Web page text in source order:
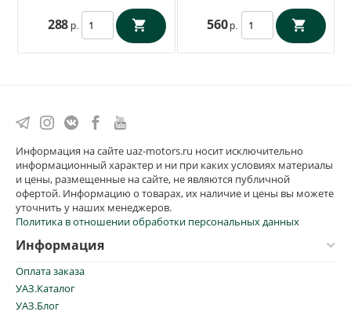
288 р. 560 р.
Информация на сайте uaz-motors.ru носит исключительно
информационный характер и ни при каких условиях материалы
и цены, размещенные на сайте, не являются публичной
офертой. Информацию о товарах, их наличие и цены вы можете
уточнить у наших менеджеров.
Политика в отношении обработки персональных данных
Информация
Оплата заказа
УАЗ.Каталог
УАЗ.Блог